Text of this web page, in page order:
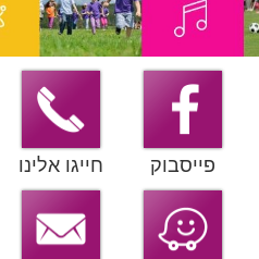
חייגו אלינו פייסבוק
Share